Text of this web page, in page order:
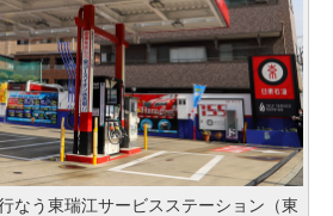
なう東瑞江サービスステーション（東